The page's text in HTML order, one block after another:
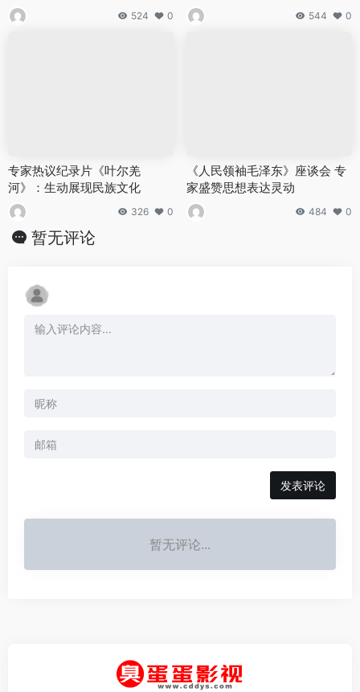
524 0 544 0
专家热议纪录片《叶尔羌
河》：生动展现民族文化
326 0
《人民领袖毛泽东》座谈会 专
家盛赞思想表达灵动
484 0
暂无评论
发表评论
暂无评论...